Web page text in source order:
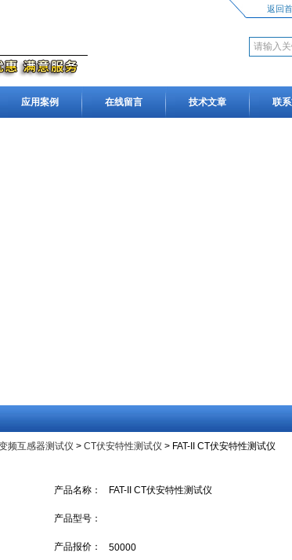
返回
应用案例 在线留言 技术文章 联
频互感器测试仪 > CT伏安特性测试仪 > FAT-II CT伏安特性测试仪
产品名称： FAT-II CT伏安特性测试仪
产品型号：
产品报价： 50000